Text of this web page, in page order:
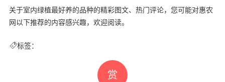
关于室内绿植最好养的品种的精彩图文、热门评论，您可能对惠农
网以下推荐的内容感兴趣，欢迎阅读。
标签：
赏